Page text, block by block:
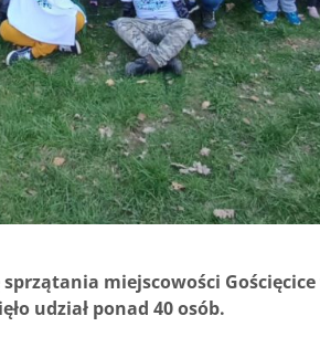
miejscowości
udział ponad 40 osób.